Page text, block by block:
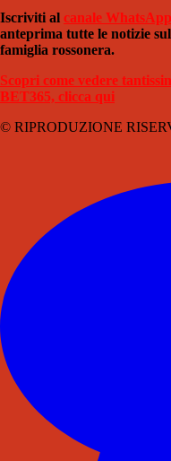
Iscriviti al canale
anteprima tutte le notizie
famiglia rossonera.
Scopri come vedere
BET365, clicca qui
© RIPRODUZIONE